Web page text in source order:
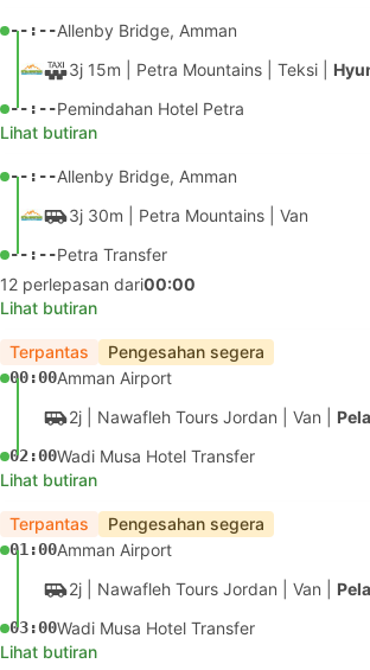
--:--Allenby Bridge, Amman
3j 15m | Petra Mountains Teksi
--:--Pemindahan Hotel Petra
Lihat butiran
--:--Allenby Bridge, Amman
3j 30m | Petra Mountains Van
--:--Petra Transfer
12 perlepasan dari00:00
Lihat butiran
Terpantas Pengesahan segera
00:00Amman Airport
2j | Nawafleh Tours Jordan Van
02:00Wadi Musa Hotel Transfer
Lihat butiran
Terpantas Pengesahan segera
01:00Amman Airport
2j | Nawafleh Tours Jordan Van
03:00Wadi Musa Hotel Transfer
Lihat butiran